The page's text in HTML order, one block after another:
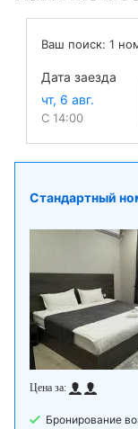
Ваш поиск: 1
Дата заезда
С 14:00
Стандартный
Бронирование